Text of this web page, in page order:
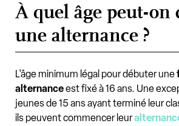
À quel âge peut-on
une alternance ?
L'âge minimum légal pour débuter une
alternanceest fixé à 16 ans. Une
jeunes de 15 ans ayant terminé leur
ils peuvent commencer leur